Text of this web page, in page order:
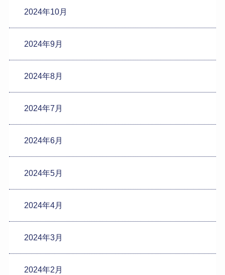
2024年10月
2024年9月
2024年8月
2024年7月
2024年6月
2024年5月
2024年4月
2024年3月
2024年2月